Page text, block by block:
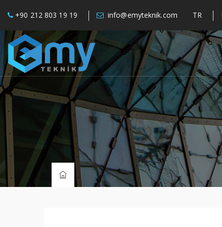
+90 212 803 19 19 info@emyteknik.com TR